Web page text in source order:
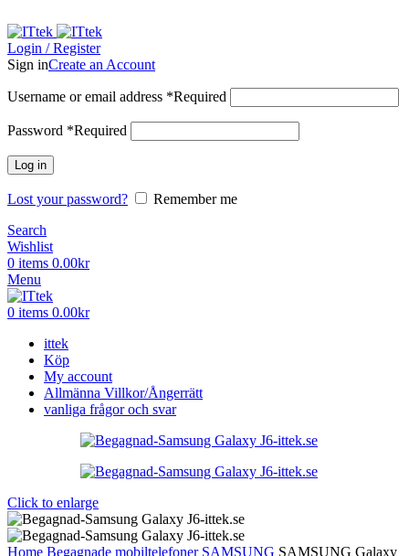
Login / Register
Sign inCreate an Account
Username or email address *Required
Password *Required
Log in
Lost your password?
Remember me
Search
Wishlist
0 items 0.00kr
Menu
0 items 0.00kr
ittek
Köp
My account
Allmänna Villkor/Ångerrätt
vanliga frågor och svar
Click to enlarge
Home Begagnade mobiltelefoner SAMSUNG SAMSUNG Galaxy